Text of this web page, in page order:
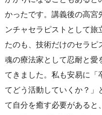
かったです。講義後の高宮
ンチャセラピストとして旅
たのも、技術だけのセラピ
魂の療法家として忍耐と愛
てきました。私も安易に「
てどう活動していくか？」
て自分を癒す必要があると